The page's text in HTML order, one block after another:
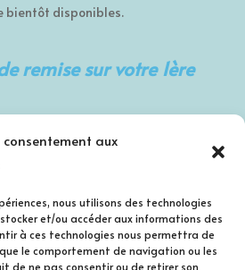
consentement aux
nous utilisons des technologies
et/ou accéder aux informations des
à ces technologies nous permettra de
le comportement de navigation ou les
de ne pas consentir ou de retirer son
bientôt disponibles.
remise sur votre 1ère